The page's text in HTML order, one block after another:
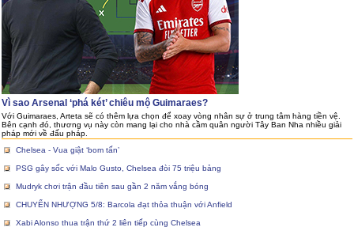
Vì sao Arsenal ‘phá két’ chiêu mộ Guimaraes?
Với Guimaraes, Arteta sẽ có thêm lựa chọn để xoay vòng nhân sự ở trung tâm hàng tiền vệ.
Bên cạnh đó, thương vụ này còn mang lại cho nhà cầm quân người Tây Ban Nha nhiều giải
pháp mới về đấu pháp.
Chelsea - Vua giật ‘bom tấn’
PSG gây sốc với Malo Gusto, Chelsea đòi 75 triệu bảng
Mudryk chơi trận đầu tiên sau gần 2 năm vắng bóng
CHUYỂN NHƯỢNG 5/8: Barcola đạt thỏa thuận với Anfield
Xabi Alonso thua trận thứ 2 liên tiếp cùng Chelsea